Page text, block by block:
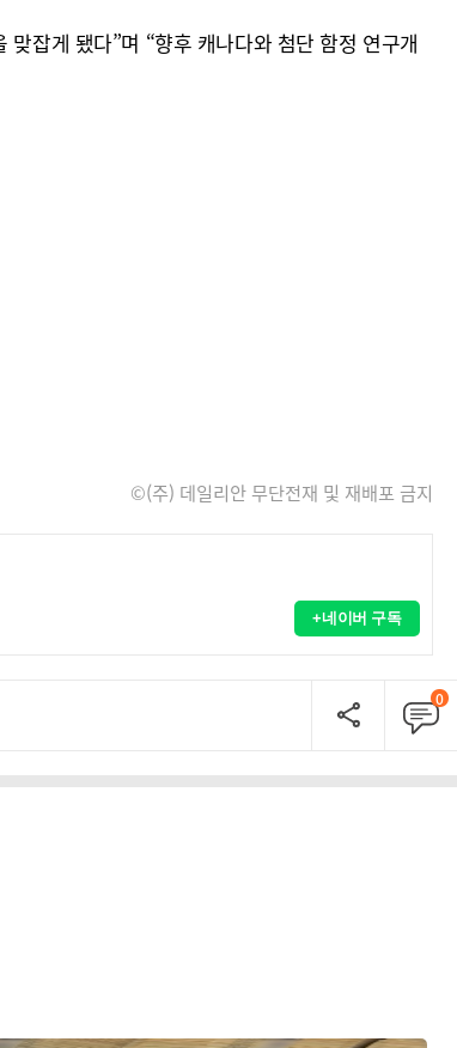
잡게 됐다”며 “향후 캐나다와 첨단 함정 연구개
©(주) 데일리안 무단전재 및 재배포 금지
+네이버 구독
0